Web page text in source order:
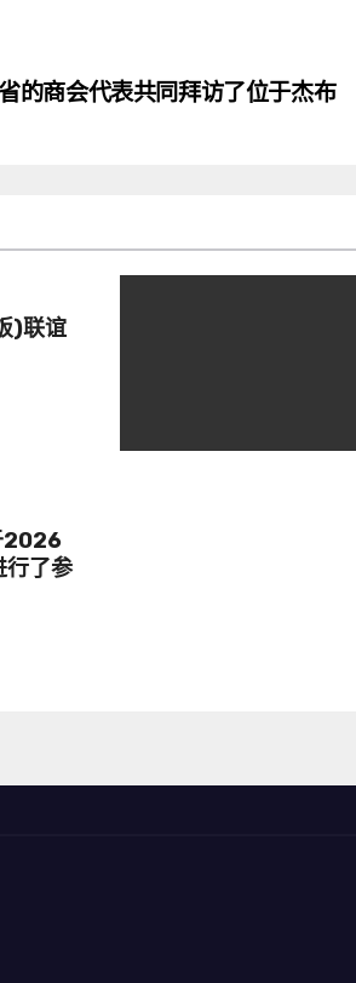
的商会代表共同拜访了位于杰布
)联谊
2026
行了参